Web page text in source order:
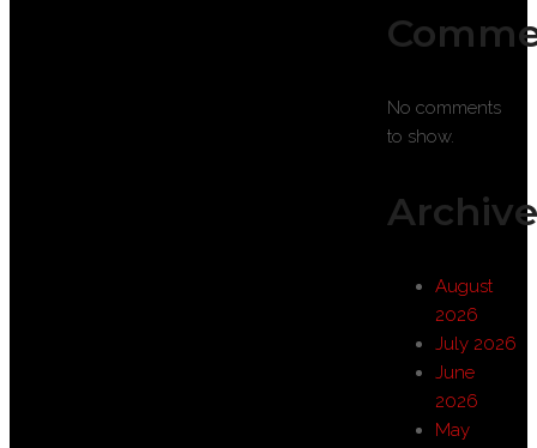
No comments
to show.
August
2026
July 2026
June
2026
May